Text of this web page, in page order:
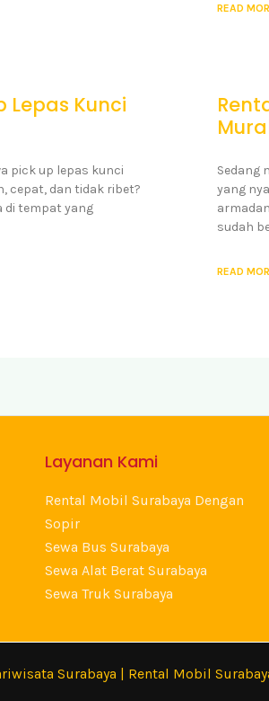
READ
Lepas Kunci
pick up lepas kunci
cepat, dan tidak ribet?
di tempat yang
Sedang
yang
sudah
READ
Layanan Kami
Rental Mobil Surabaya Dengan
Sopir
Sewa Bus Surabaya
Sewa Alat Berat Surabaya
Sewa Truk Surabaya
Surabaya Rental Mobil